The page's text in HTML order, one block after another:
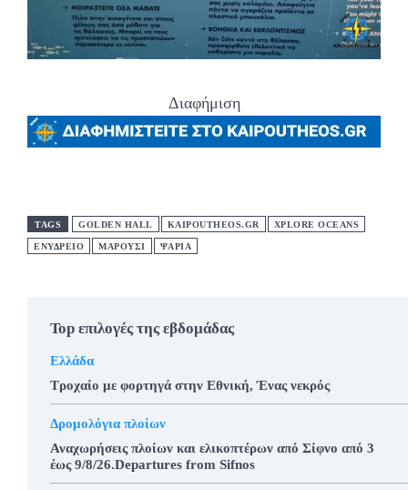
Διαφήμιση
TAGS GOLDEN HALL KAIPOUTHEOS.GR XPLORE OCEANS
ΕΝΥΔΡΕΙΟ ΜΑΡΟΥΣΙ ΨΑΡΙΑ
Top επιλογές της εβδομάδας
Ελλάδα
Τροχαίο με φορτηγά στην Εθνική, Ένας νεκρός
Δρομολόγια πλοίων
Αναχωρήσεις πλοίων και ελικοπτέρων από Σίφνο από 3
έως 9/8/26.Departures from Sifnos